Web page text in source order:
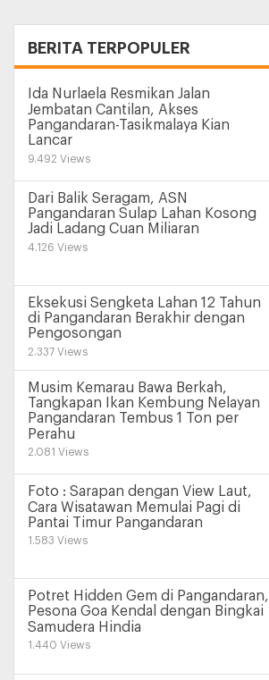
BERITA TERPOPULER
Ida Nurlaela Resmikan Jalan
Jembatan Cantilan, Akses
Pangandaran-Tasikmalaya Kian
Lancar
9.492 Views
Dari Balik Seragam, ASN
Pangandaran Sulap Lahan Kosong
Jadi Ladang Cuan Miliaran
4.126 Views
Eksekusi Sengketa Lahan 12 Tahun
di Pangandaran Berakhir dengan
Pengosongan
2.337 Views
Musim Kemarau Bawa Berkah,
Tangkapan Ikan Kembung Nelayan
Pangandaran Tembus 1 Ton per
Perahu
2.081 Views
Foto : Sarapan dengan View Laut,
Cara Wisatawan Memulai Pagi di
Pantai Timur Pangandaran
1.583 Views
Potret Hidden Gem di Pangandaran,
Pesona Goa Kendal dengan Bingkai
Samudera Hindia
1.440 Views